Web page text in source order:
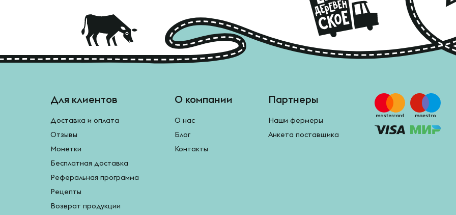
Для клиентов
Доставка и оплата
Отзывы
Монетки
Бесплатная доставка
Реферальная программа
Рецепты
Возврат продукции
О компании
О нас
Блог
Контакты
Партнеры
Наши фермеры
Анкета поставщика